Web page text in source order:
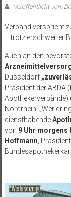
Veröffentlicht von:
Verband verspricht
– trotz erschwerter
Auch an den
Düsseldorf „zuverl
Präsident der ABDA
Apothekerverbände)
Nordrhein: „Wer
diensthabende
von 9 Uhr morgens
Hoffmann ,